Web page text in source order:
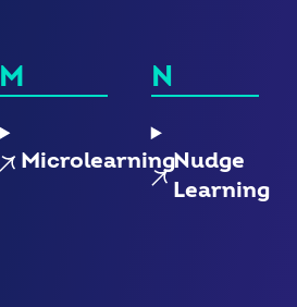
M
Microlearning
N
Nudge
Learning